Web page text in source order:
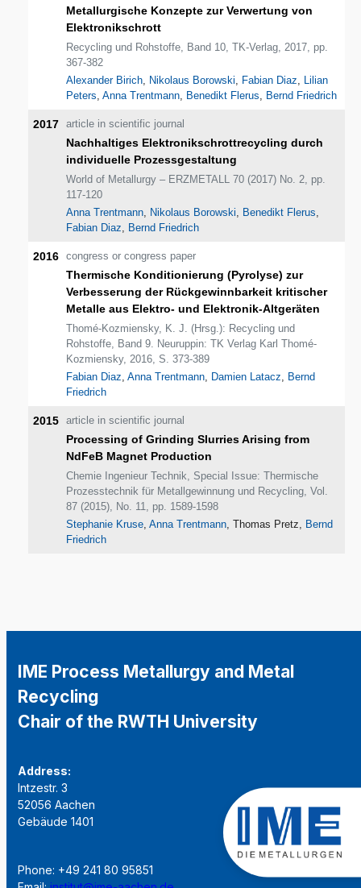
Metallurgische Konzepte zur Verwertung von
Elektronikschrott
Recycling und Rohstoffe, Band 10, TK-Verlag, 2017, pp.
367-382
Alexander Birich, Nikolaus Borowski, Fabian Diaz, Lilian
Peters,Anna Trentmann, Benedikt Flerus, Bernd Friedrich
2017 article in scientific journal
Nachhaltiges Elektronikschrottrecycling durch
individuelle Prozessgestaltung
World of Metallurgy – ERZMETALL 70 (2017) No. 2, pp.
117-120
Anna Trentmann, Nikolaus Borowski, Benedikt Flerus,
Fabian Diaz, Bernd Friedrich
2016 congress or congress paper
Thermische Konditionierung (Pyrolyse) zur
Verbesserung der Rückgewinnbarkeit kritischer
Metalle aus Elektro- und Elektronik-Altgeräten
Thomé-Kozmiensky, K. J. (Hrsg.): Recycling und
Rohstoffe, Band 9. Neuruppin: TK Verlag Karl Thomé-
Kozmiensky, 2016, S. 373-389
Fabian Diaz,Anna Trentmann, Damien Latacz, Bernd
Friedrich
2015 article in scientific journal
Processing of Grinding Slurries Arising from
NdFeB Magnet Production
Chemie Ingenieur Technik, Special Issue: Thermische
Prozesstechnik für Metallgewinnung und Recycling, Vol.
87 (2015), No. 11, pp. 1589-1598
Stephanie Kruse,Anna Trentmann, Thomas Pretz, Bernd
Friedrich
IME Process Metallurgy and Metal
Recycling
Chair of the RWTH University
Address:
Intzestr. 3
52056 Aachen
Gebäude 1401
Phone: +49 241 80 95851